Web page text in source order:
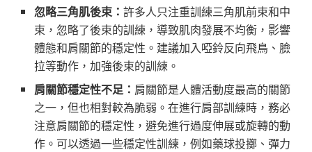
忽略三角肌後束：許多人只注重訓練三角肌前束和中
束，忽略了後束的訓練，導致肌肉發展不均衡，影響
體態和肩關節的穩定性。建議加入啞鈴反向飛鳥、臉
拉等動作，加強後束的訓練。
肩關節穩定性不足： 肩關節是人體活動度最高的關節
之一，但也相對較為脆弱。在進行肩部訓練時，務必
注意肩關節的穩定性，避免進行過度伸展或旋轉的動
作。可以透過一些穩定性訓練，例如藥球投擲、彈力